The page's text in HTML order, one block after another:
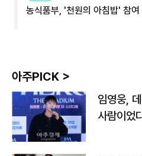
농식품부, '천원의 아침밥' 참
아주PICK >
임영웅,
사람이었